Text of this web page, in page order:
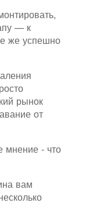
— к
же успешно
рынок
от
мнение - что
вам